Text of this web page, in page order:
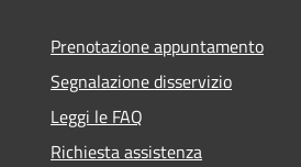
Prenotazione appuntamento
Segnalazione disservizio
Leggi le FAQ
Richiesta assistenza